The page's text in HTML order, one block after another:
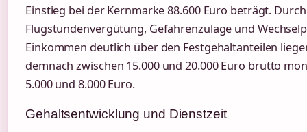
Einstieg bei der Kernmarke 88.600 Euro beträgt.
Flugstundenvergütung, Gefahrenzulage und
Einkommen deutlich über den Festgehaltanteilen
demnach zwischen 15.000 und 20.000 Euro brutto
5.000 und 8.000 Euro.
Gehaltsentwicklung und Dienstzeit